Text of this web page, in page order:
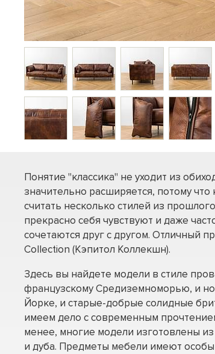
Понятие "классика" не уходит из
значительно расширяется, потому что
считать несколько стилей из
прекрасно себя чувствуют и даже
сочетаются друг с другом. Отличный
Collection (Кэпитол Коллекшн).
Здесь вы найдете модели в стиле
французскому Средиземноморью, и
Йорке, и старые-добрые солидные
имеем дело с современным
менее, многие модели изготовлены
и дуба. Предметы мебели имеют